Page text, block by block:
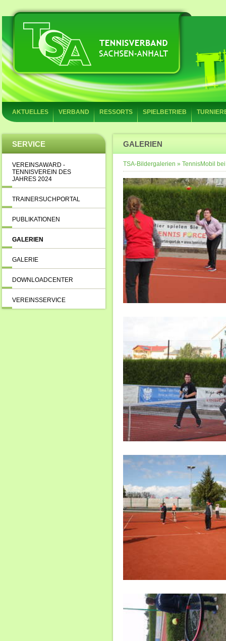
AKTUELLES VERBAND RESSORTS SPIELBETRIEB
SERVICE
VEREINSAWARD -
TENNISVEREIN DES
JAHRES 2024
TRAINERSUCHPORTAL
PUBLIKATIONEN
GALERIEN
GALERIE
DOWNLOADCENTER
VEREINSSERVICE
GALERIEN
TSA-Bildergalerien » TennisMobil